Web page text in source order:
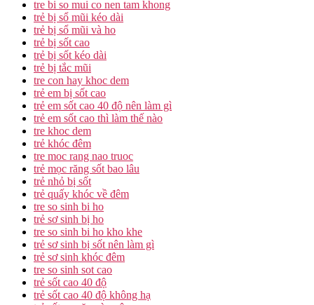
tre bi so mui co nen tam khong
trẻ bị sổ mũi kéo dài
trẻ bị sổ mũi và ho
trẻ bị sốt cao
trẻ bị sốt kéo dài
trẻ bị tắc mũi
tre con hay khoc dem
trẻ em bị sốt cao
trẻ em sốt cao 40 độ nên làm gì
trẻ em sốt cao thì làm thế nào
tre khoc dem
trẻ khóc đêm
tre moc rang nao truoc
trẻ mọc răng sốt bao lâu
trẻ nhỏ bị sốt
trẻ quấy khóc về đêm
tre so sinh bi ho
trẻ sơ sinh bị ho
tre so sinh bi ho kho khe
trẻ sơ sinh bị sốt nên làm gì
trẻ sơ sinh khóc đêm
tre so sinh sot cao
trẻ sốt cao 40 độ
trẻ sốt cao 40 độ không hạ